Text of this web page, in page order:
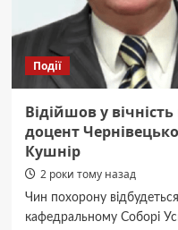
Події
Відійшов у
доцент
Кушнір
2 роки тому назад
Чин похорону
кафедральному Соборі